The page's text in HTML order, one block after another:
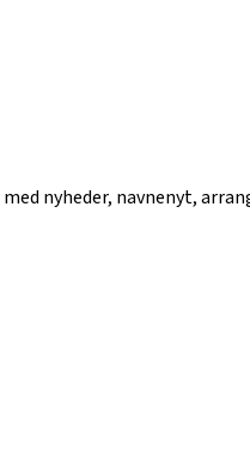
nyheder, navnenyt,